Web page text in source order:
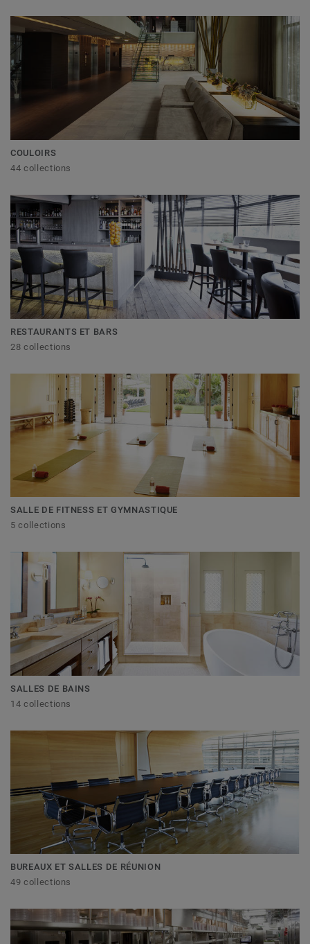
COULOIRS
44 collections
RESTAURANTS ET BARS
28 collections
SALLE DE FITNESS ET GYMNASTIQUE
5 collections
SALLES DE BAINS
14 collections
BUREAUX ET SALLES DE RÉUNION
49 collections